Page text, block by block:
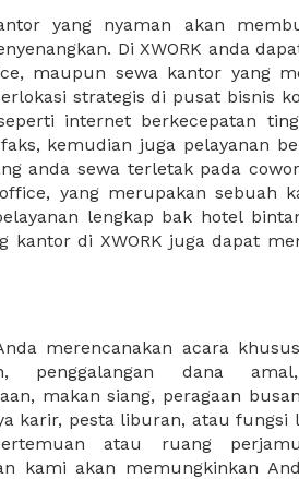
yang nyaman akan
Di XWORK anda
maupun sewa kantor yang
strategis di pusat bisnis
internet berkecepatan
kemudian juga pelayanan
anda sewa terletak pada
yang merupakan sebuah
lengkap bak hotel
kantor di XWORK juga dapat
baru Anda, seperti surat
Surat Izin Usaha
PT maupun akte pendirian
kantor XWORK juga
karena anda dapat memilih
Anda dapat survey
semuanya akan dibuat
Anda, dan juga sewa kantor
merencanakan acara
penggalangan dana
makan siang, peragaan
karir, pesta liburan, atau fungsi
atau ruang
kami akan memungkinkan
untuk acara khusus sesuai
form singkat di website
akan keluar banyak
akan dilaksanakan. XWORK
dan memungkinkan